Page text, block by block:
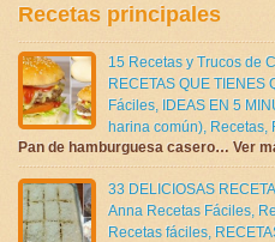
Recetas principales
15 Recetas y Trucos de
RECETAS QUE TIENES
Fáciles, IDEAS EN 5
harina común), Recetas,
Pan de hamburguesa casero… Ver
33 DELICIOSAS
Anna Recetas Fáciles,
Recetas fáciles,